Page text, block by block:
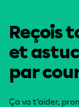
Reçois
et
par
Ça va t’aider,